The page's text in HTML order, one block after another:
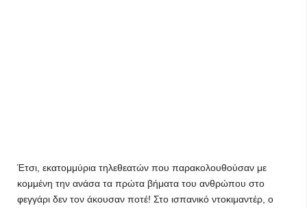
Έτσι, εκατομμύρια τηλεθεατών που παρακολουθούσαν με
κομμένη την ανάσα τα πρώτα βήματα του ανθρώπου στο
φεγγάρι δεν τον άκουσαν ποτέ! Στο ισπανικό ντοκιμαντέρ, ο